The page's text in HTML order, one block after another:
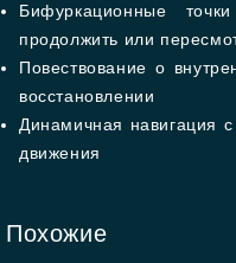
Бифуркационные
продолжить или
Повествование о
восстановлении
Динамичная навигация
движения
Похожие